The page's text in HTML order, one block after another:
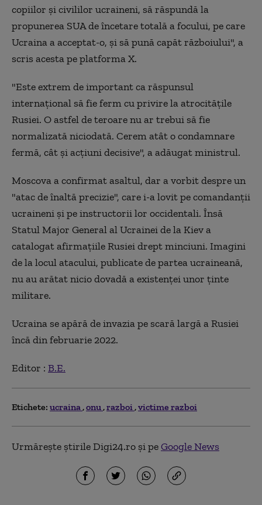
copiilor şi civililor ucraineni, să răspundă la
propunerea SUA de încetare totală a focului, pe care
Ucraina a acceptat-o, şi să pună capăt războiului", a
scris acesta pe platforma X.
"Este extrem de important ca răspunsul
internaţional să fie ferm cu privire la atrocităţile
Rusiei. O astfel de teroare nu ar trebui să fie
normalizată niciodată. Cerem atât o condamnare
fermă, cât şi acţiuni decisive", a adăugat ministrul.
Moscova a confirmat asaltul, dar a vorbit despre un
"atac de înaltă precizie", care i-a lovit pe comandanţii
ucraineni şi pe instructorii lor occidentali. Însă
Statul Major General al Ucrainei de la Kiev a
catalogat afirmaţiile Rusiei drept minciuni. Imagini
de la locul atacului, publicate de partea ucraineană,
nu au arătat nicio dovadă a existenţei unor ţinte
militare.
Ucraina se apără de invazia pe scară largă a Rusiei
încă din februarie 2022.
Editor : B.E.
Etichete: ucraina onu razboi victime razboi
Urmărește știrile Digi24.ro și peGoogle News